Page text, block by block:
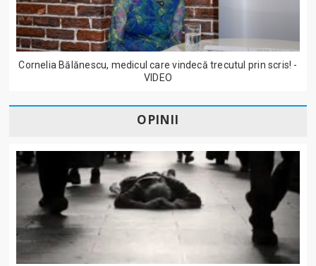
Cornelia Bălănescu, medicul care vindecă trecutul prin scris! -
VIDEO
OPINII